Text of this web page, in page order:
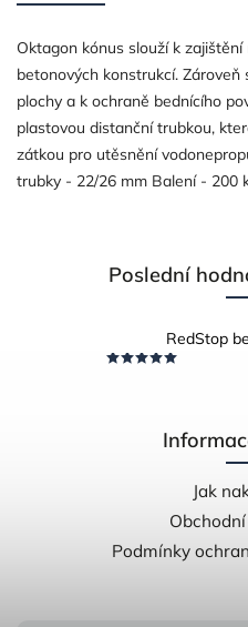
Oktagon kónus slouží k
betonových konstrukcí.
plochy a k ochraně bednícího
plastovou distanční trubkou,
zátkou pro utěsnění
trubky - 22/26 mm Balení - 200
Poslední
RedStop
Jak
Podmínky